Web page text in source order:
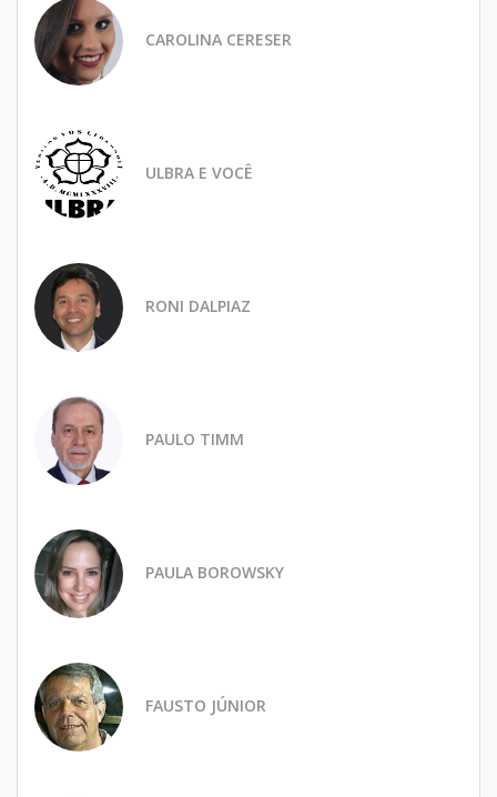
CAROLINA CERESER
ULBRA E VOCÊ
RONI DALPIAZ
PAULO TIMM
PAULA BOROWSKY
FAUSTO JÚNIOR